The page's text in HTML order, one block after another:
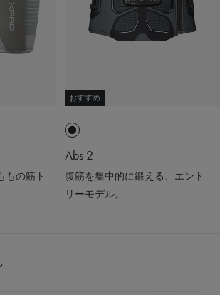
もの筋ト
おすすめ
Abs 2
腹筋を集中的に鍛える、エント
リーモデル。